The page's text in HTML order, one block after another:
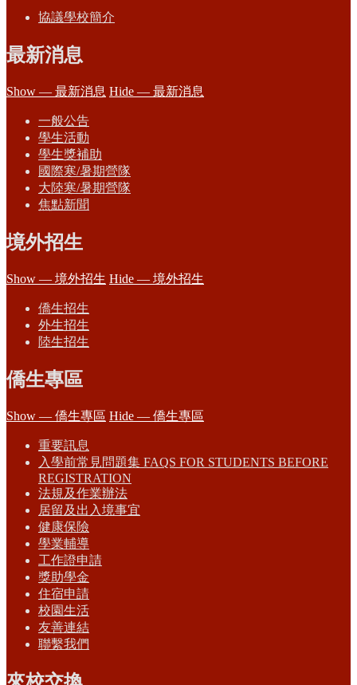
協議學校簡介
最新消息
Show — 最新消息 Hide — 最新消息
一般公告
學生活動
學生獎補助
國際寒/暑期營隊
大陸寒/暑期營隊
焦點新聞
境外招生
Show — 境外招生 Hide — 境外招生
僑生招生
外生招生
陸生招生
僑生專區
Show — 僑生專區 Hide — 僑生專區
重要訊息
入學前常見問題集 FAQS FOR STUDENTS BEFORE
REGISTRATION
法規及作業辦法
居留及出入境事宜
健康保險
學業輔導
工作證申請
獎助學金
住宿申請
校園生活
友善連結
聯繫我們